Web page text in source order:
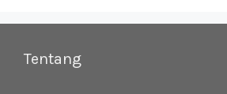
Tentang